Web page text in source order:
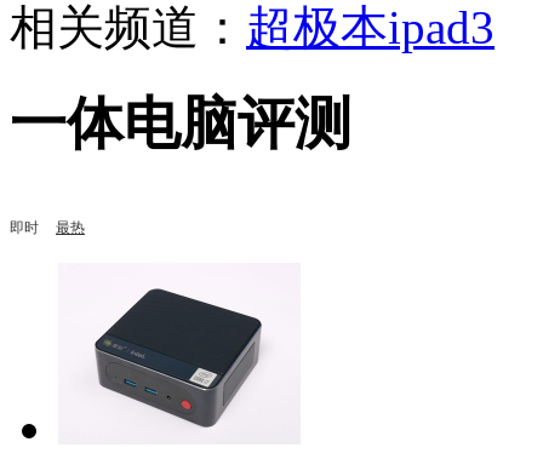
相关频道： 超极本ipad3
一体电脑评测
即时 最热